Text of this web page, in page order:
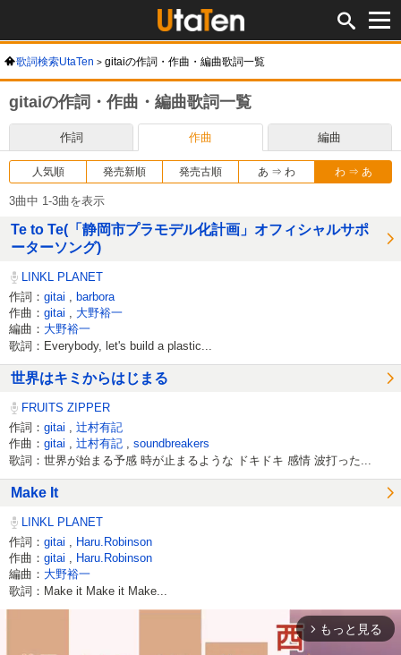
歌詞検索UtaTen gitaiの作詞・作曲・編曲歌詞一覧
gitaiの作詞・作曲・編曲歌詞一覧
作詞 作曲 編曲
人気順 発売新順 発売古順 あ ⇒ わ わ ⇒ あ
3曲中 1-3曲を表示
Te to Te(「静岡市プラモデル化計画」オフィシャルサポ
ーターソング)
LINKL PLANET
作詞： gitai
barbora
作曲： gitai
大野裕一
編曲： 大野裕一
歌詞：Everybody, let's build a plastic...
世界はキミからはじまる
FRUITS ZIPPER
作詞： gitai
辻村有記
作曲： gitai 辻村有記 soundbreakers
歌詞：世界が始まる予感 時が止まるような ドキドキ 感情 波打った...
Make It
LINKL PLANET
作詞： gitai
Haru.Robinson
作曲： gitai
Haru.Robinson
編曲： 大野裕一
歌詞：Make it Make it Make...
arrow_forward_ios もっと見る